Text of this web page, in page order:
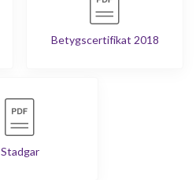
Betygscertifikat 2018
Stadgar